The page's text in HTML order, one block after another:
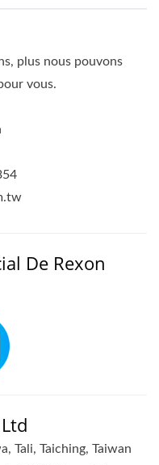
plus nous pouvons
vous.
De Rexon
Tali, Taiching, Taiwan